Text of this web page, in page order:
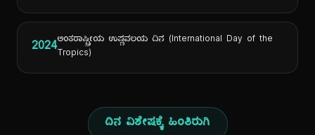
2024ಅಂತರಾಷ್ಟ್ರೀಯ ಉಷ್ಣವಲಯ ದಿನ (International Day of the
Tropics)
ದಿನ ವಿಶೇಷಕ್ಕೆ ಹಿಂತಿರುಗಿ